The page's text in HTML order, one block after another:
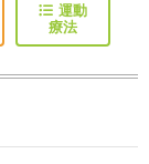
運動
療法